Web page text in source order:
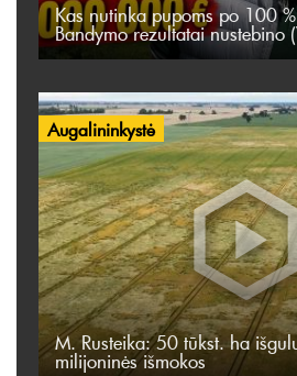
Kas nutinka pupoms po 100
Bandymo rezultatai nustebino
Augalininkystė
M. Rusteika: 50 tūkst. ha
milijoninės išmokos